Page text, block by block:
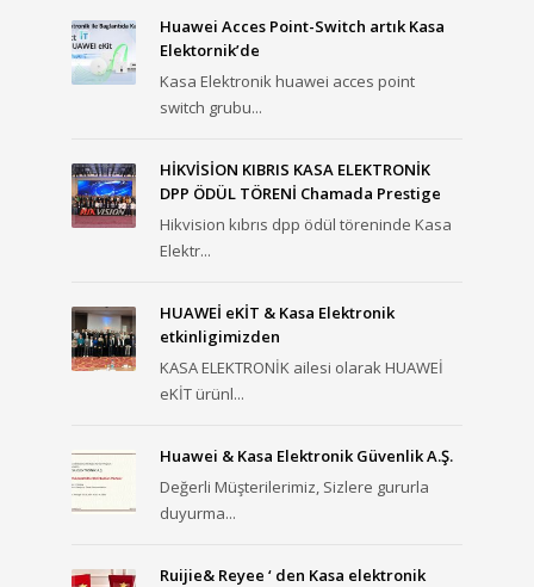
Huawei Acces Point-Switch artık Kasa
Elektornik’de
Kasa Elektronik huawei acces point
switch grubu...
HİKVİSİON KIBRIS KASA ELEKTRONİK
DPP ÖDÜL TÖRENİ Chamada Prestige
Hikvision kıbrıs dpp ödül töreninde Kasa
Elektr...
HUAWEİ eKİT & Kasa Elektronik
etkinligimizden
KASA ELEKTRONİK ailesi olarak HUAWEİ
eKİT ürünl...
Huawei & Kasa Elektronik Güvenlik A.Ş.
Değerli Müşterilerimiz, Sizlere gururla
duyurma...
Ruijie& Reyee ‘ den Kasa elektronik